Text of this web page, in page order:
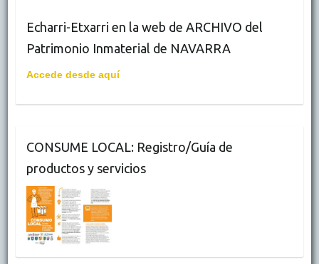
Echarri-Etxarri en la web de ARCHIVO del
Patrimonio Inmaterial de NAVARRA
Accede desde aquí
CONSUME LOCAL: Registro/Guía de
productos y servicios